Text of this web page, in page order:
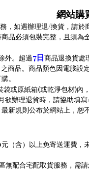
網站購
，如遇辦理退/換貨，請於
品必須包裝完整，且須為
。 超過7日商品退換貨處
商品。商品顏色因電腦
。
袋或原紙箱(或乾淨包材)內
欲辦理退貨時，請協助填寫
新規則公布於網站上，恕
元（含）以上免寄送運費，
無配合宅配取貨服務，需